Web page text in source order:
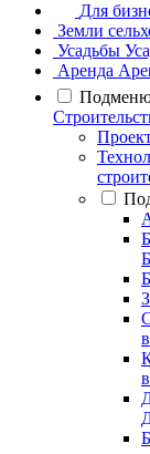
Для
Земли
Усадьбы
Аренда